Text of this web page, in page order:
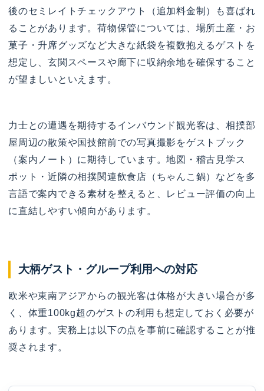
後のセミレイトチェックアウト（追加料金制）も喜ばれ
ることがあります。荷物保管については、場所土産・お
菓子・升席グッズなど大きな紙袋を複数抱えるゲストを
想定し、玄関スペースや廊下に収納余地を確保すること
が望ましいといえます。
力士との遭遇を期待するインバウンド観光客は、相撲部
屋周辺の散策や国技館前での写真撮影をゲストブック
（案内ノート）に期待しています。地図・稽古見学ス
ポット・近隣の相撲関連飲食店（ちゃんこ鍋）などを多
言語で案内できる素材を整えると、レビュー評価の向上
に直結しやすい傾向があります。
大柄ゲスト・グループ利用への対応
欧米や東南アジアからの観光客は体格が大きい場合が多
く、体重100kg超のゲストの利用も想定しておく必要が
あります。実務上は以下の点を事前に確認することが推
奨されます。